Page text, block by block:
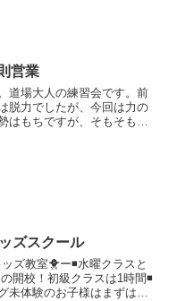
営業
道場大人の練習会です。前
脱力でしたが、今回は力の
はもちですが、そもそも力
ズスクール
ズ教室🐥ー◾️水曜クラスと
開校！初級クラスは1時間◾️
未体験のお子様はまずはい